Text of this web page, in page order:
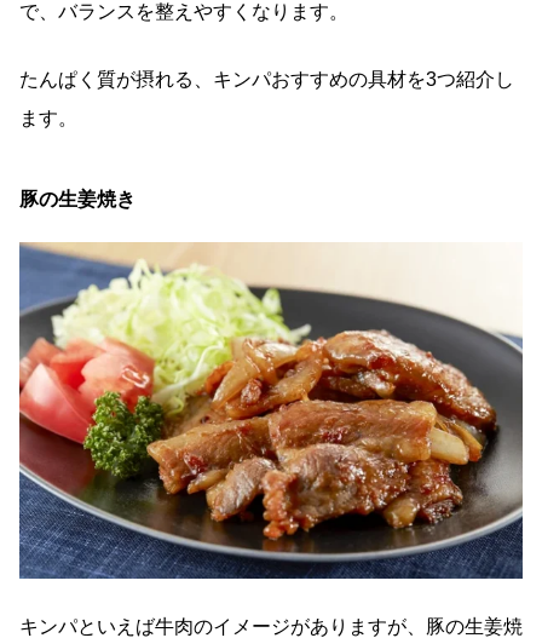
で、バランスを整えやすくなります。
たんぱく質が摂れる、キンパおすすめの具材を3つ紹介し
ます。
豚の生姜焼き
キンパといえば牛肉のイメージがありますが、豚の生姜焼